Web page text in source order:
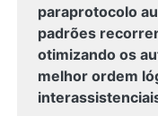
paraprotocolo
padrões
otimizando os
melhor ordem